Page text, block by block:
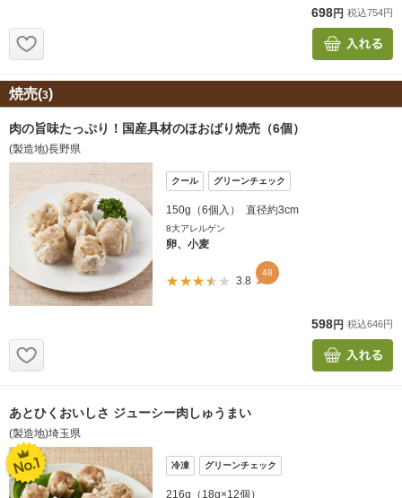
焼売(3)